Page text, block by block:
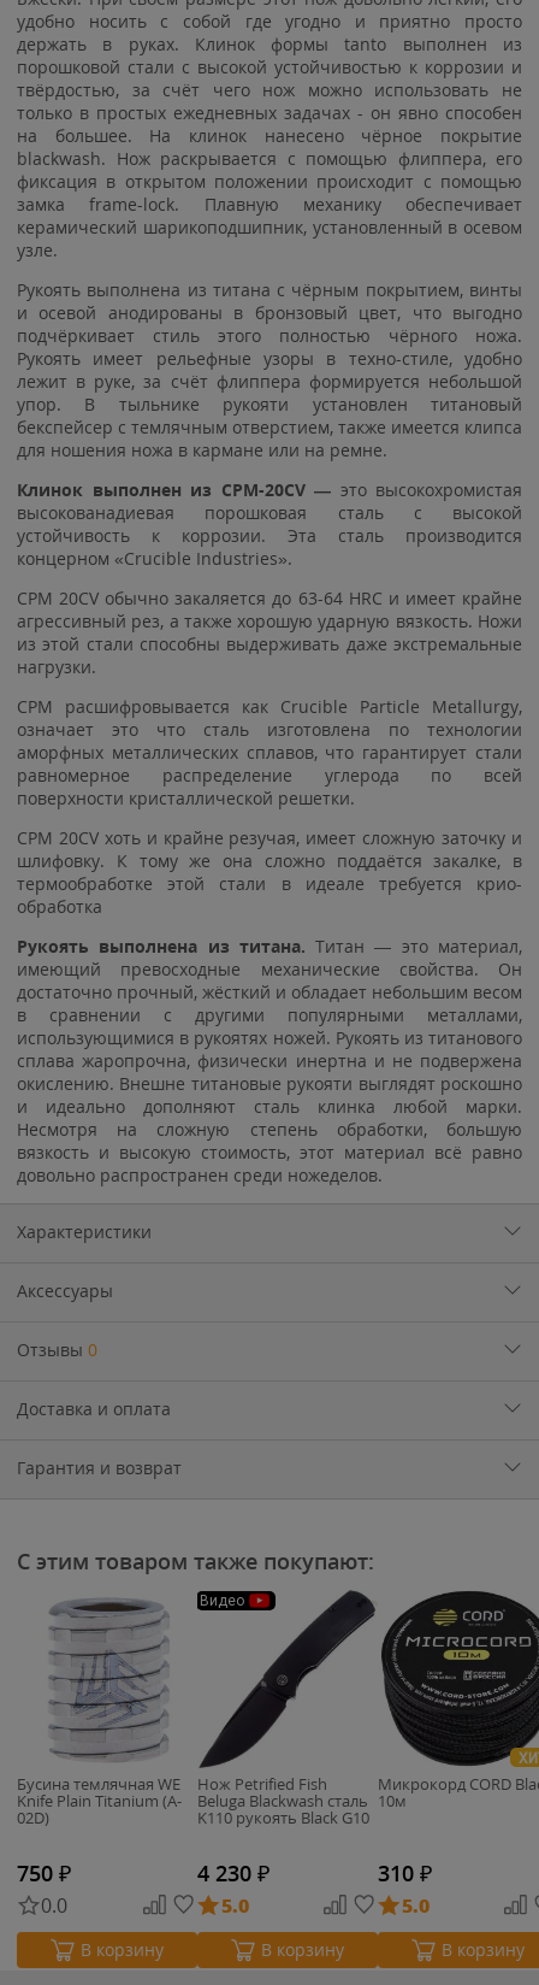
удобно носить с собой где угодно и приятно просто
держать в руках. Клинок формы tanto выполнен из
порошковой стали с высокой устойчивостью к коррозии и
твёрдостью, за счёт чего нож можно использовать не
только в простых ежедневных задачах - он явно способен
на большее. На клинок нанесено чёрное покрытие
blackwash. Нож раскрывается с помощью флиппера, его
фиксация в открытом положении происходит с помощью
замка frame-lock. Плавную механику обеспечивает
керамический шарикоподшипник, установленный в осевом
узле.
Рукоять выполнена из титана с чёрным покрытием, винты
и осевой анодированы в бронзовый цвет, что выгодно
подчёркивает стиль этого полностью чёрного ножа.
Рукоять имеет рельефные узоры в техно-стиле, удобно
лежит в руке, за счёт флиппера формируется небольшой
упор. В тыльнике рукояти установлен титановый
бекспейсер с темлячным отверстием, также имеется клипса
для ношения ножа в кармане или на ремне.
Клинок выполнен из CPM-20CV — это высокохромистая
высокованадиевая порошковая сталь с высокой
устойчивость к коррозии. Эта сталь производится
концерном «Crucible Industries».
CPM 20CV обычно закаляется до 63-64 HRC и имеет крайне
агрессивный рез, а также хорошую ударную вязкость. Ножи
из этой стали способны выдерживать даже экстремальные
нагрузки.
СРМ расшифровывается как Crucible Particle Metallurgy,
означает это что сталь изготовлена по технологии
аморфных металлических сплавов, что гарантирует стали
равномерное распределение углерода по всей
поверхности кристаллической решетки.
CPM 20CV хоть и крайне резучая, имеет сложную заточку и
шлифовку. К тому же она сложно поддаётся закалке, в
термообработке этой стали в идеале требуется крио-
обработка
Рукоять выполнена из титана. Титан — это материал,
имеющий превосходные механические свойства. Он
достаточно прочный, жёсткий и обладает небольшим весом
в сравнении с другими популярными металлами,
использующимися в рукоятях ножей. Рукоять из титанового
сплава жаропрочна, физически инертна и не подвержена
окислению. Внешне титановые рукояти выглядят роскошно
и идеально дополняют сталь клинка любой марки.
Несмотря на сложную степень обработки, большую
вязкость и высокую стоимость, этот материал всё равно
довольно распространен среди ножеделов.
Характеристики
Аксессуары
Отзывы 0
Доставка и оплата
Гарантия и возврат
С этим товаром также покупают:
Бусина темлячная WE
Knife Plain Titanium (A-
02D)
750 ₽
0.0
В корзину
Видео
Нож Petrified Fish
Beluga Blackwash сталь
K110 рукоять Black G10
4 230 ₽
5.0
В корзину
Микрокорд CORD
10м
310 ₽
5.0
В корзину